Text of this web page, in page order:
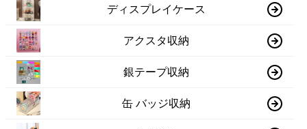
ディスプレイケース
アクスタ収納
銀テープ収納
缶 バッジ収納